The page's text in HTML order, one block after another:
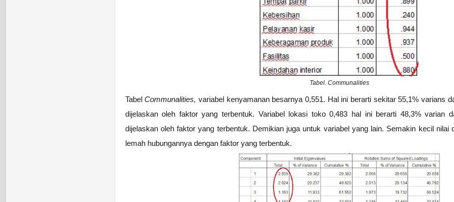
Tabel. Communalities
TabelCommunalities, variabel kenyamanan besarnya 0,551. Hal ini berarti sekitar 55,1% varians
dijelaskan oleh faktor yang terbentuk. Variabel lokasi toko 0,483 hal ini berarti 48,3% varian
dijelaskan oleh faktor yang terbentuk. Demikian juga untuk variabel yang lain. Semakin kecil nilai
lemah hubungannya dengan faktor yang terbentuk.